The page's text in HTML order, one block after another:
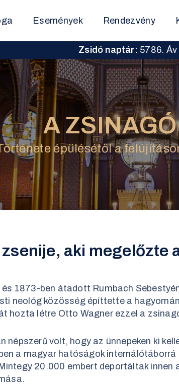
Események Rendezvény
Zsidó naptár: 5786. Áv
A
épülésétől a
aki megelőzte
1873-ben átadott Rumbach
neológ közösség építtette a
hozta létre Otto Wagner ezzel a
népszerű volt, hogy az ünnepeken ki
a magyar hatóságok
20.000 embert deportáltak